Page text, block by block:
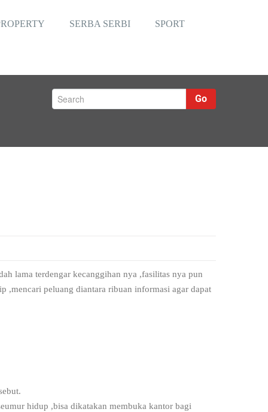
SERBA SERBI SPORT
Go
lama terdengar kecanggihan nya ,fasilitas nya pun
,mencari peluang diantara ribuan informasi agar dapat
hidup ,bisa dikatakan membuka kantor bagi